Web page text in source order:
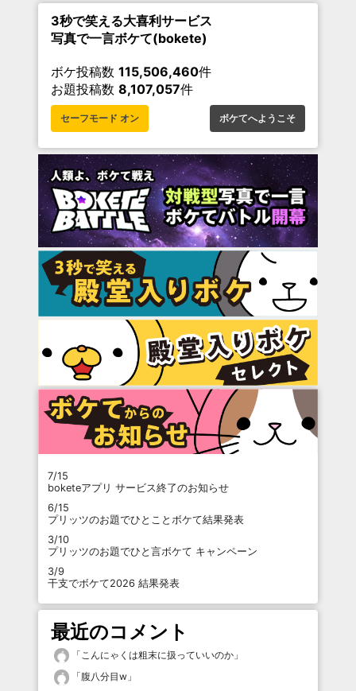
3秒で笑える大喜利サービス
写真で一言ボケて(bokete)
ボケ投稿数 115,506,460件
お題投稿数 8,107,057件
セーフモード オン ボケてへようこそ
7/15
boketeアプリ サービス終了のお知らせ
6/15
プリッツのお題でひとことボケて結果発表
3/10
プリッツのお題でひと言ボケて キャンペーン
3/9
干支でボケて2026 結果発表
最近のコメント
「こんにゃくは粗末に扱っていいのか 」
「腹八分目w 」